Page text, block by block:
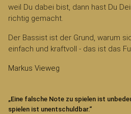
weil Du dabei bist, dann hast Du
richtig gemacht.
Der Bassist ist der Grund, warum
einfach und kraftvoll - das ist das
Markus Vieweg
„Eine falsche Note zu spielen ist
spielen ist unentschuldbar.“